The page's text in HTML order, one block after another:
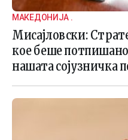
МАКЕДОНИЈА .
Мисајловски:
кое беше
нашата сојузничка